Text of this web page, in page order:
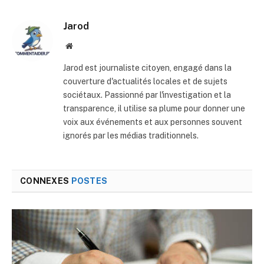
Jarod
Site
Jarod est journaliste citoyen, engagé dans la
couverture d'actualités locales et de sujets
sociétaux. Passionné par l'investigation et la
transparence, il utilise sa plume pour donner une
voix aux événements et aux personnes souvent
ignorés par les médias traditionnels.
CONNEXES POSTES